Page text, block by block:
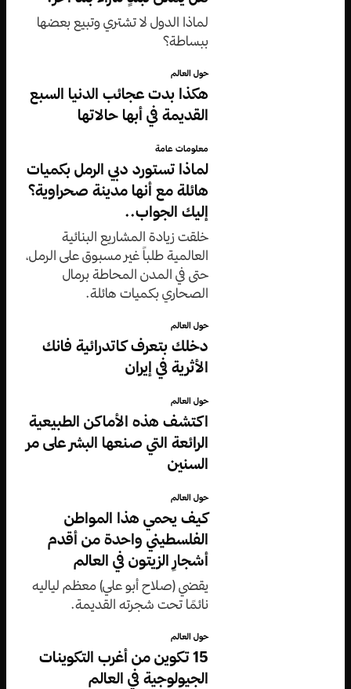
لماذا الدول لا تشتري وتبيع بعضها
ببساطة؟
حول العالم
هكذا بدت عجائب الدنيا السبع
القديمة في أبها حالاتها
معلومات عامة
لماذا تستورد دبي الرمل بكميات
هائلة مع أنها مدينة صحراوية؟
إليك الجواب..
خلقت زيادة المشاريع البنائية
العالمية طلباً غير مسبوق على الرمل،
حتى في المدن المحاطة برمال
الصحاري بكميات هائلة.
حول العالم
دخلك بتعرف كاتدرائية فانك
الأثرية في إيران
حول العالم
اكتشف هذه الأماكن الطبيعية
الرائعة التي صنعها البشر على مر
السنين
حول العالم
كيف يحمي هذا المواطن
الفلسطيني واحدة من أقدم
أشجارِ الزيتون في العالم
يقضي (صلاح أبو علي) معظم لياليه
نائمًا تحت شجرته القديمة.
حول العالم
15 تكوين من أغرب التكوينات
الجيولوجية في العالم